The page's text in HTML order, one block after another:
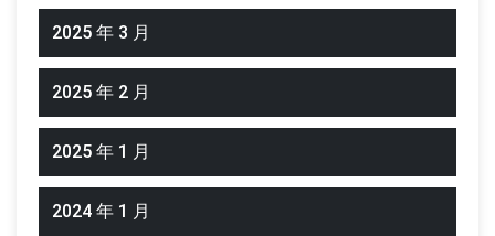
2025 年 3 月
2025 年 2 月
2025 年 1 月
2024 年 1 月